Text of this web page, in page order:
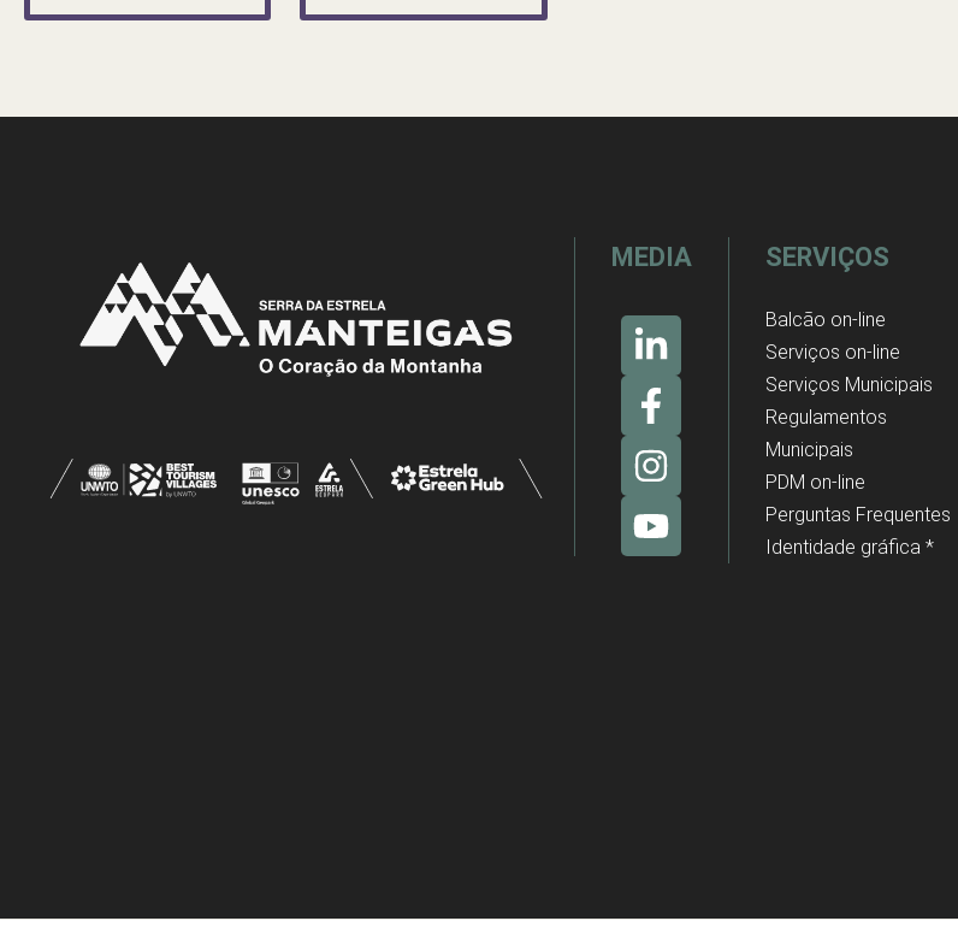
MEDIA SERVIÇOS
Balcão on-line
Serviços on-line
Serviços Municipais
Regulamentos
Municipais
PDM on-line
Perguntas Frequentes
Identidade gráfica *